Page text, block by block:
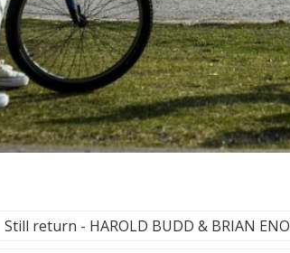
Still return - HAROLD BUDD & BRIAN ENO